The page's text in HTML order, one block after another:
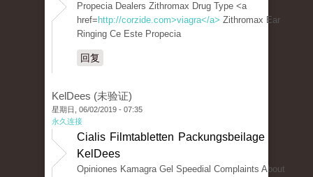
Propecia Dealers Zithromax Drug Type <a
href= http://corzide.com>viagra</a> Zithromax Ear
Ringing Ce Este Propecia
回复
KelDees (未验证)
星期日, 06/02/2019 - 07:35
永久连接
Cialis Filmtabletten Packungsbeilage
KelDees
Opiniones Kamagra Gel Speedial Complaints About